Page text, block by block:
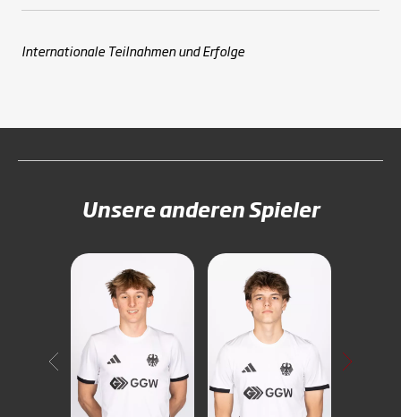
Internationale Teilnahmen und Erfolge
Unsere anderen Spieler